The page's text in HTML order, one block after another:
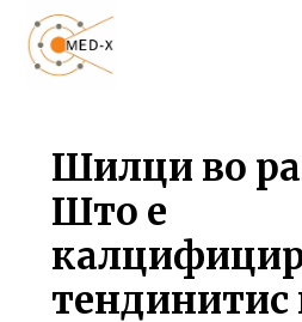
Шилци во
Што е
тендинитис